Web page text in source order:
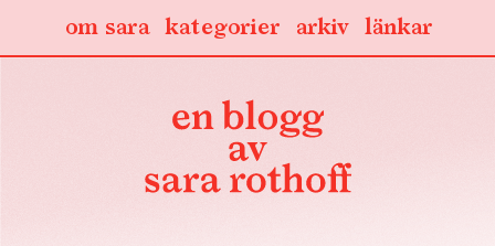
länkar
arkiv
kategorier
om sara